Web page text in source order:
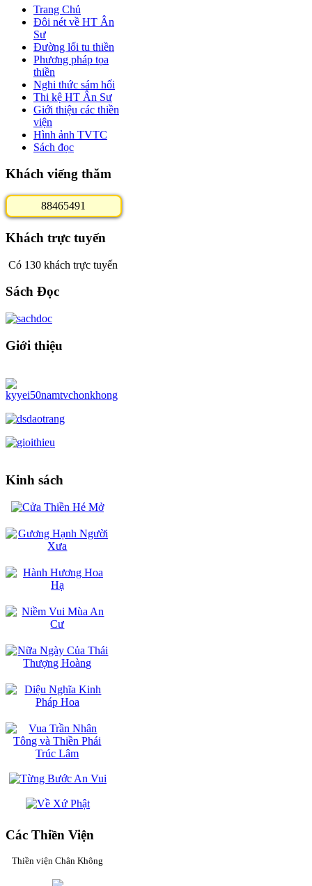
Trang Chủ
Đôi nét về HT Ân
Sư
Đường lối tu thiền
Phương pháp tọa
thiền
Nghi thức sám hối
Thi kệ HT Ân Sư
Giới thiệu các thiền
viện
Hình ảnh TVTC
Sách đọc
Khách viếng thăm
88465491
Khách trực tuyến
Có 130 khách trực tuyến
Sách Đọc
Giới thiệu
Kinh sách
Các Thiền Viện
Thiền viện Chân Không